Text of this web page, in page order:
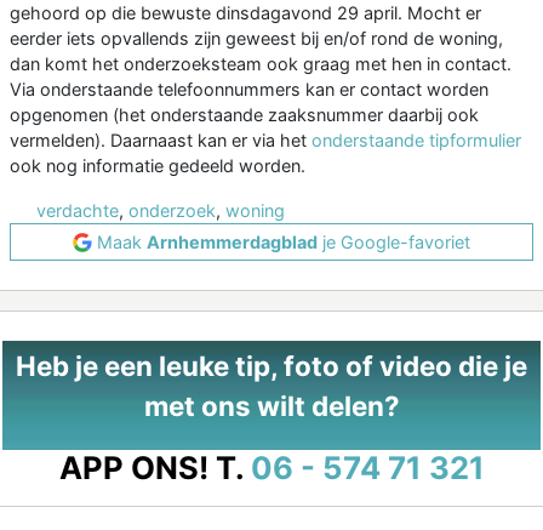
gehoord op die bewuste dinsdagavond 29 april. Mocht er
eerder iets opvallends zijn geweest bij en/of rond de woning,
dan komt het onderzoeksteam ook graag met hen in contact.
Via onderstaande telefoonnummers kan er contact worden
opgenomen (het onderstaande zaaksnummer daarbij ook
vermelden). Daarnaast kan er via het onderstaande tipformulier
ook nog informatie gedeeld worden.
verdachte, onderzoek, woning
Maak Arnhemmerdagblad je Google-favoriet
Heb je een leuke tip, foto of video die je
met ons wilt delen?
APP ONS! T. 06 - 574 71 321